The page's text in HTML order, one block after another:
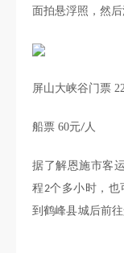
面拍悬浮照，然后
屏山大峡谷门票
船票 60元/人
据了解恩施市客
程2个多小时，也
到鹤峰县城后前